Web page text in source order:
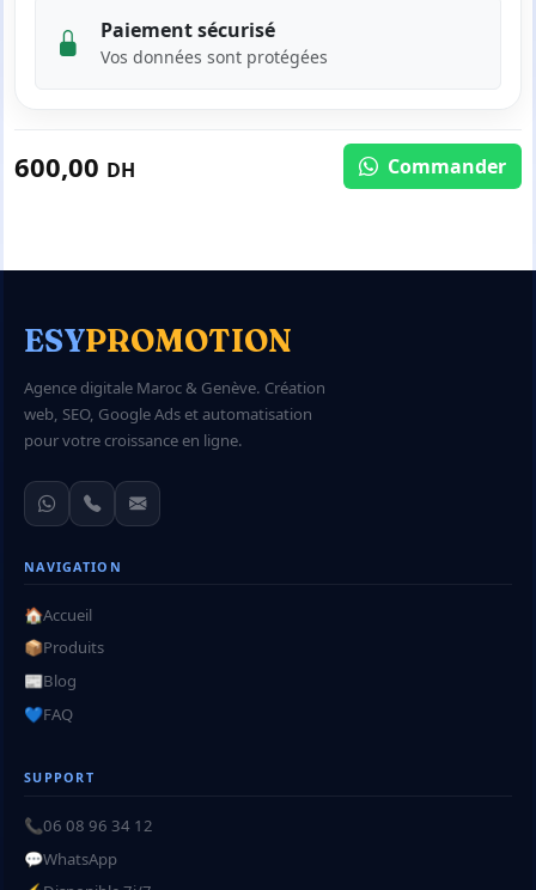
Paiement sécurisé
Vos données sont protégées
600,00 DH Commander
ESYPROMOTION
Agence digitale Maroc & Genève. Création
web, SEO, Google Ads et automatisation
pour votre croissance en ligne.
NAVIGATION
🏠Accueil
📦Produits
📰Blog
💙FAQ
SUPPORT
📞06 08 96 34 12
💬WhatsApp